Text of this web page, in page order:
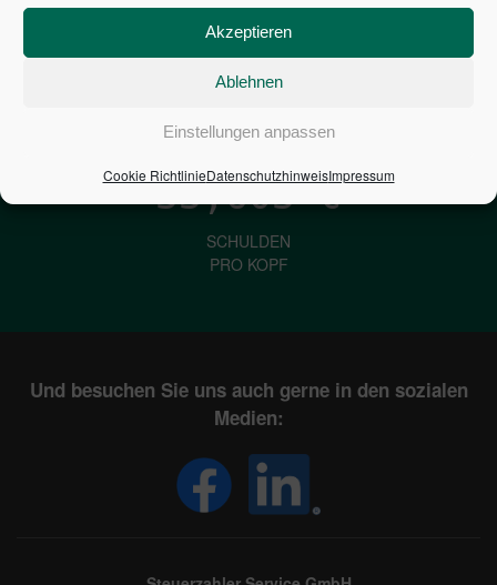
Akzeptieren
Ablehnen
Einstellungen anpassen
Cookie RichtlinieDatenschutzhinweisImpressum
2,804,780,306,510
STAATSVERSCHULDUNG
33,603€
SCHULDEN
PRO KOPF
Und besuchen Sie uns auch gerne in den sozialen
Medien: